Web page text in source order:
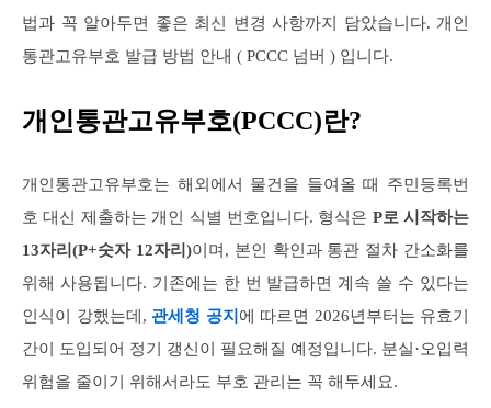
법과 꼭 알아두면 좋은 최신 변경 사항까지 담았습니다. 개인
통관고유부호 발급 방법 안내 ( PCCC 넘버 ) 입니다.
개인통관고유부호(PCCC)란?
개인통관고유부호는 해외에서 물건을 들여올 때 주민등록번
호 대신 제출하는 개인 식별 번호입니다. 형식은 P로 시작하는
13자리(P+숫자 12자리)이며, 본인 확인과 통관 절차 간소화를
위해 사용됩니다. 기존에는 한 번 발급하면 계속 쓸 수 있다는
인식이 강했는데, 관세청 공지 에 따르면 2026년부터는 유효기
간이 도입되어 정기 갱신이 필요해질 예정입니다. 분실·오입력
위험을 줄이기 위해서라도 부호 관리는 꼭 해두세요.